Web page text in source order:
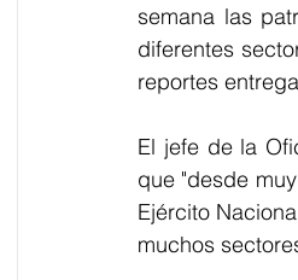
semana las
diferentes
reportes
El jefe de la
que "desde
Ejército
muchos